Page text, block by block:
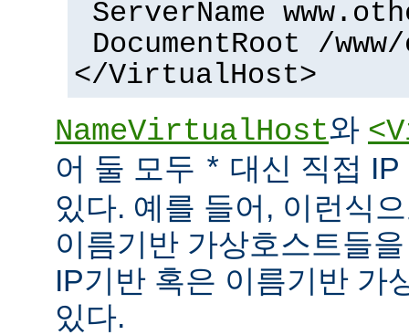
ServerName
DocumentRoot /
</VirtualHost>
NameVirtualHost와
어 둘 모두 * 대신 직접
있다. 예를 들어, 이런식
이름기반 가상호스트들
IP기반 혹은 이름기반 가
있다.